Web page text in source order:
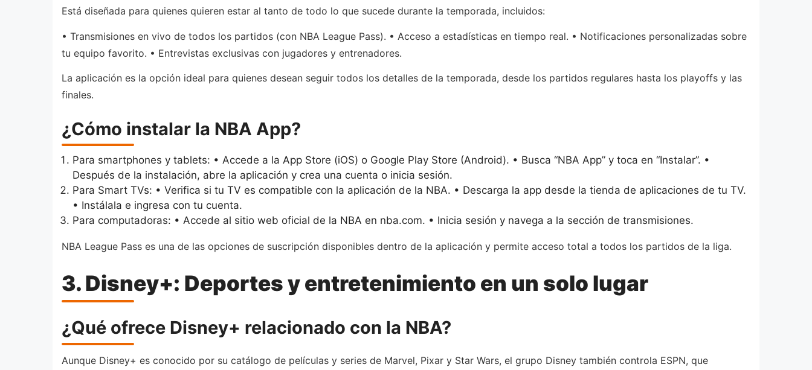
Está diseñada para quienes quieren estar al tanto de todo lo que sucede durante la temporada, incluidos:
• Transmisiones en vivo de todos los partidos (con NBA League Pass). • Acceso a estadísticas en tiempo real. • Notificaciones personalizadas sobre
tu equipo favorito. • Entrevistas exclusivas con jugadores y entrenadores.
La aplicación es la opción ideal para quienes desean seguir todos los detalles de la temporada, desde los partidos regulares hasta los playoffs y las
finales.
¿Cómo instalar la NBA App?
Para smartphones y tablets: • Accede a la App Store (iOS) o Google Play Store (Android). • Busca “NBA App” y toca en “Instalar”. •
Después de la instalación, abre la aplicación y crea una cuenta o inicia sesión.
Para Smart TVs: • Verifica si tu TV es compatible con la aplicación de la NBA. • Descarga la app desde la tienda de aplicaciones de tu TV.
• Instálala e ingresa con tu cuenta.
Para computadoras: • Accede al sitio web oficial de la NBA en nba.com. • Inicia sesión y navega a la sección de transmisiones.
NBA League Pass es una de las opciones de suscripción disponibles dentro de la aplicación y permite acceso total a todos los partidos de la liga.
3. Disney+: Deportes y entretenimiento en un solo lugar
¿Qué ofrece Disney+ relacionado con la NBA?
Aunque Disney+ es conocido por su catálogo de películas y series de Marvel, Pixar y Star Wars, el grupo Disney también controla ESPN, que